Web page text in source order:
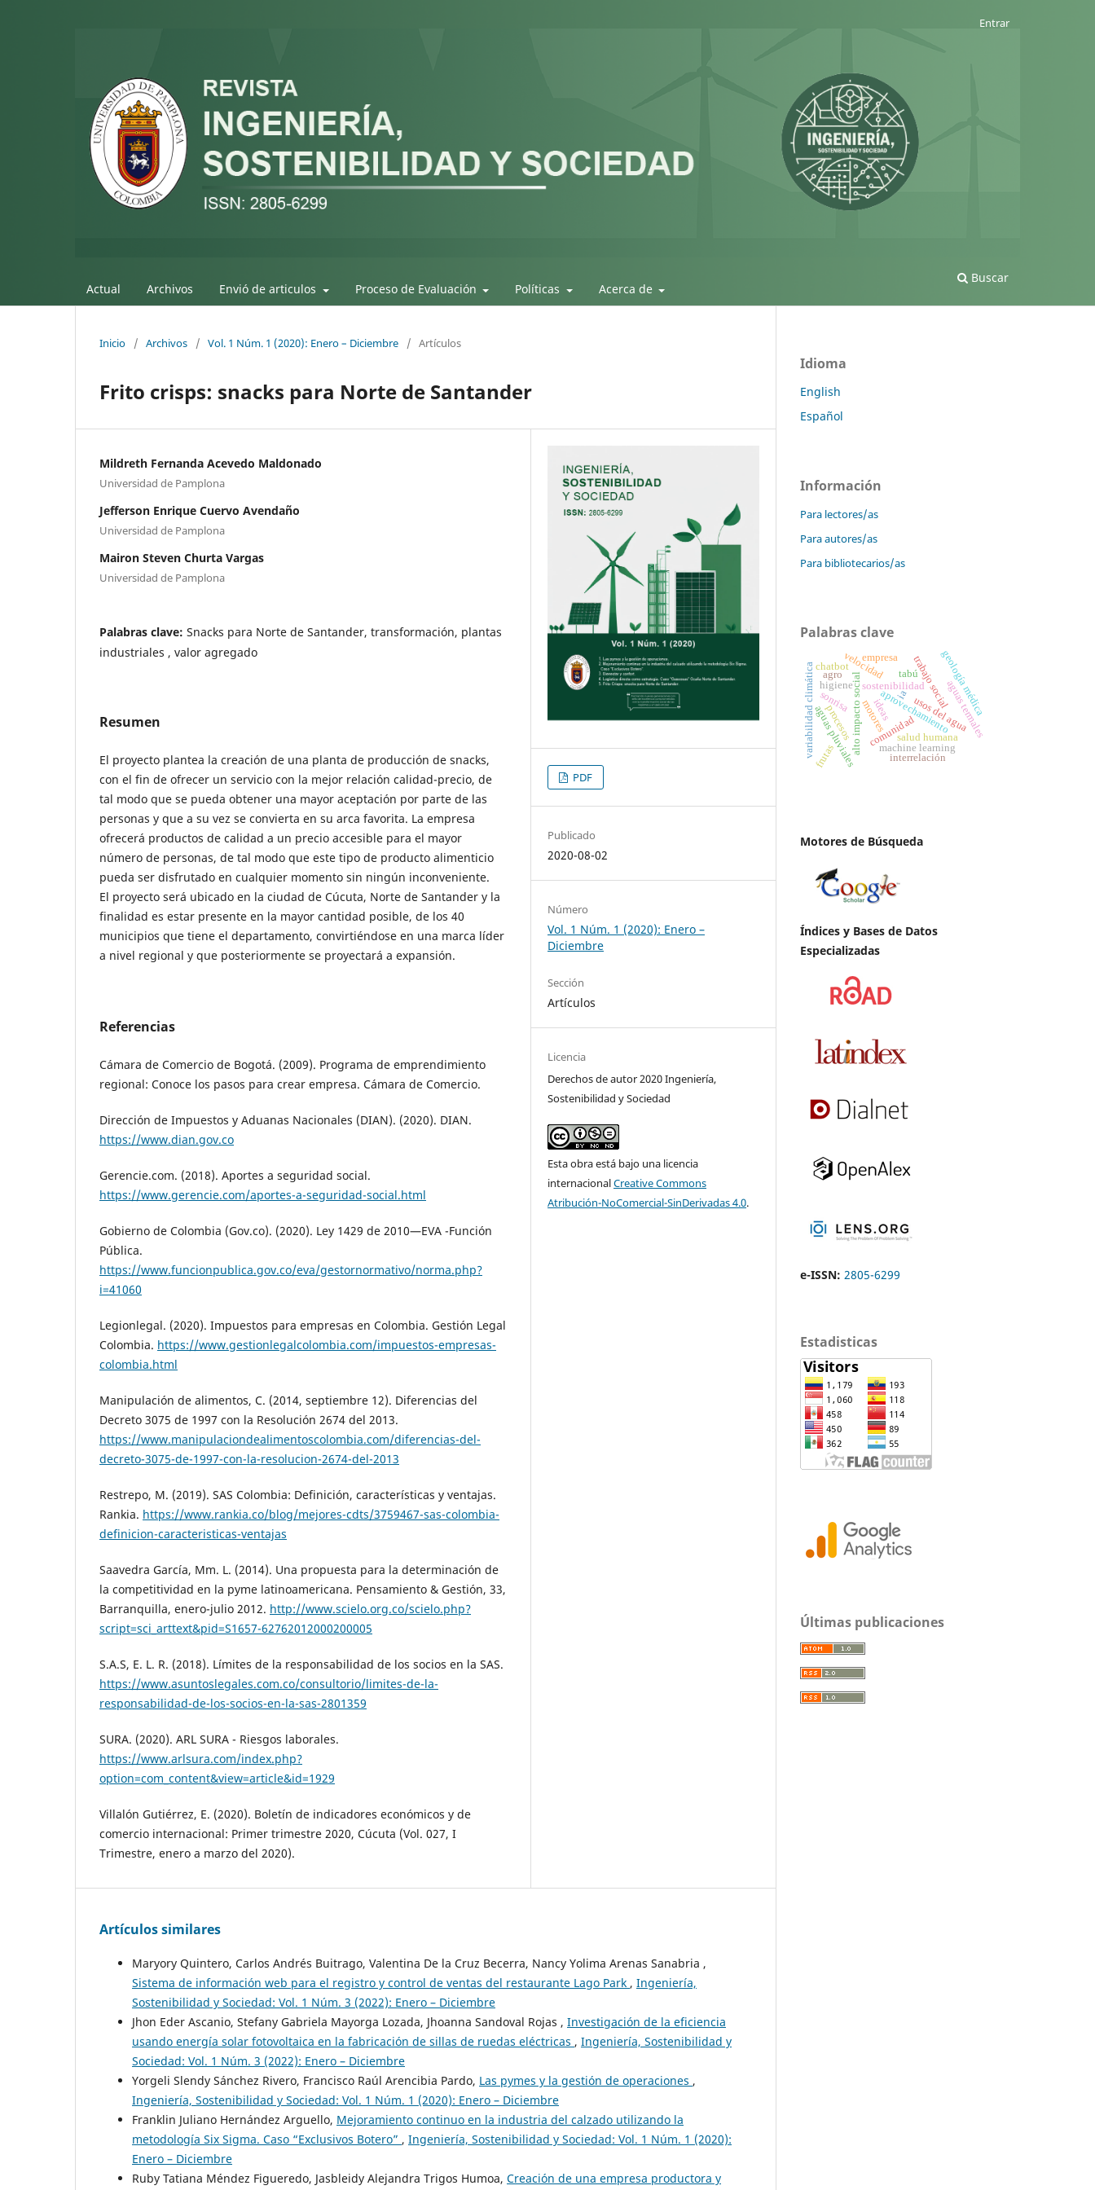
Actual Archivos Envió de articulos Proceso de Evaluación Políticas Acerca de
Buscar
Entrar
Inicio / Archivos / Vol. 1 Núm. 1 (2020): Enero – Diciembre / Artículos
Frito crisps: snacks para Norte de Santander
Mildreth Fernanda Acevedo Maldonado
Universidad de Pamplona
Jefferson Enrique Cuervo Avendaño
Universidad de Pamplona
Mairon Steven Churta Vargas
Universidad de Pamplona
Palabras clave: Snacks para Norte de Santander, transformación, plantas
industriales , valor agregado
Resumen
El proyecto plantea la creación de una planta de producción de snacks,
con el fin de ofrecer un servicio con la mejor relación calidad-precio, de
tal modo que se pueda obtener una mayor aceptación por parte de las
personas y que a su vez se convierta en su arca favorita. La empresa
ofrecerá productos de calidad a un precio accesible para el mayor
número de personas, de tal modo que este tipo de producto alimenticio
pueda ser disfrutado en cualquier momento sin ningún inconveniente.
El proyecto será ubicado en la ciudad de Cúcuta, Norte de Santander y la
finalidad es estar presente en la mayor cantidad posible, de los 40
municipios que tiene el departamento, convirtiéndose en una marca líder
a nivel regional y que posteriormente se proyectará a expansión.
Referencias
Cámara de Comercio de Bogotá. (2009). Programa de emprendimiento
regional: Conoce los pasos para crear empresa. Cámara de Comercio.
Dirección de Impuestos y Aduanas Nacionales (DIAN). (2020). DIAN.
https://www.dian.gov.co
Gerencie.com. (2018). Aportes a seguridad social.
https://www.gerencie.com/aportes-a-seguridad-social.html
Gobierno de Colombia (Gov.co). (2020). Ley 1429 de 2010—EVA -Función
Pública.
https://www.funcionpublica.gov.co/eva/gestornormativo/norma.php?
i=41060
Legionlegal. (2020). Impuestos para empresas en Colombia. Gestión Legal
Colombia. https://www.gestionlegalcolombia.com/impuestos-empresas-
colombia.html
Manipulación de alimentos, C. (2014, septiembre 12). Diferencias del
Decreto 3075 de 1997 con la Resolución 2674 del 2013.
https://www.manipulaciondealimentoscolombia.com/diferencias-del-
decreto-3075-de-1997-con-la-resolucion-2674-del-2013
Restrepo, M. (2019). SAS Colombia: Definición, características y ventajas.
Rankia. https://www.rankia.co/blog/mejores-cdts/3759467-sas-colombia-
definicion-caracteristicas-ventajas
Saavedra García, Mm. L. (2014). Una propuesta para la determinación de
la competitividad en la pyme latinoamericana. Pensamiento & Gestión, 33,
Barranquilla, enero-julio 2012. http://www.scielo.org.co/scielo.php?
script=sci_arttext&pid=S1657-62762012000200005
S.A.S, E. L. R. (2018). Límites de la responsabilidad de los socios en la SAS.
https://www.asuntoslegales.com.co/consultorio/limites-de-la-
responsabilidad-de-los-socios-en-la-sas-2801359
SURA. (2020). ARL SURA - Riesgos laborales.
https://www.arlsura.com/index.php?
option=com_content&view=article&id=1929
Villalón Gutiérrez, E. (2020). Boletín de indicadores económicos y de
comercio internacional: Primer trimestre 2020, Cúcuta (Vol. 027, I
Trimestre, enero a marzo del 2020).
PDF
Publicado
2020-08-02
Número
Vol. 1 Núm. 1 (2020): Enero –
Diciembre
Sección
Artículos
Licencia
Derechos de autor 2020 Ingeniería,
Sostenibilidad y Sociedad
Esta obra está bajo una licencia
internacionalCreative Commons
Atribución-NoComercial-SinDerivadas 4.0.
Artículos similares
Maryory Quintero, Carlos Andrés Buitrago, Valentina De la Cruz Becerra, Nancy Yolima Arenas Sanabria ,
Sistema de información web para el registro y control de ventas del restaurante Lago Park , Ingeniería,
Sostenibilidad y Sociedad: Vol. 1 Núm. 3 (2022): Enero – Diciembre
Jhon Eder Ascanio, Stefany Gabriela Mayorga Lozada, Jhoanna Sandoval Rojas , Investigación de la eficiencia
usando energía solar fotovoltaica en la fabricación de sillas de ruedas eléctricas , Ingeniería, Sostenibilidad y
Sociedad: Vol. 1 Núm. 3 (2022): Enero – Diciembre
Yorgeli Slendy Sánchez Rivero, Francisco Raúl Arencibia Pardo, Las pymes y la gestión de operaciones ,
Ingeniería, Sostenibilidad y Sociedad: Vol. 1 Núm. 1 (2020): Enero – Diciembre
Franklin Juliano Hernández Arguello, Mejoramiento continuo en la industria del calzado utilizando la
metodología Six Sigma. Caso “Exclusivos Botero” , Ingeniería, Sostenibilidad y Sociedad: Vol. 1 Núm. 1 (2020):
Enero – Diciembre
Ruby Tatiana Méndez Figueredo, Jasbleidy Alejandra Trigos Humoa, Creación de una empresa productora y
Idioma
English
Español
Información
Para lectores/as
Para autores/as
Para bibliotecarios/as
Palabras clave
sostenibilidad
alto impacto social comunidad
trabajo social
aprovechamiento
aguas pluviales usos del agua
aguas termales
variabilidad climática salud humana
geología médica
velocidad
motores
empresa
ideas
machine learning
higiene
sonrisa
tabú
procesos
ia
interrelación
chatbot
agro
frutas
Motores de Búsqueda
Índices y Bases de Datos
Especializadas
e-ISSN: 2805-6299
Estadisticas
Últimas publicaciones